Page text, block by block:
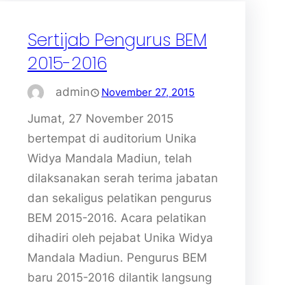
Sertijab Pengurus BEM
2015-2016
admin November 27, 2015
Jumat, 27 November 2015
bertempat di auditorium Unika
Widya Mandala Madiun, telah
dilaksanakan serah terima jabatan
dan sekaligus pelatikan pengurus
BEM 2015-2016. Acara pelatikan
dihadiri oleh pejabat Unika Widya
Mandala Madiun. Pengurus BEM
baru 2015-2016 dilantik langsung